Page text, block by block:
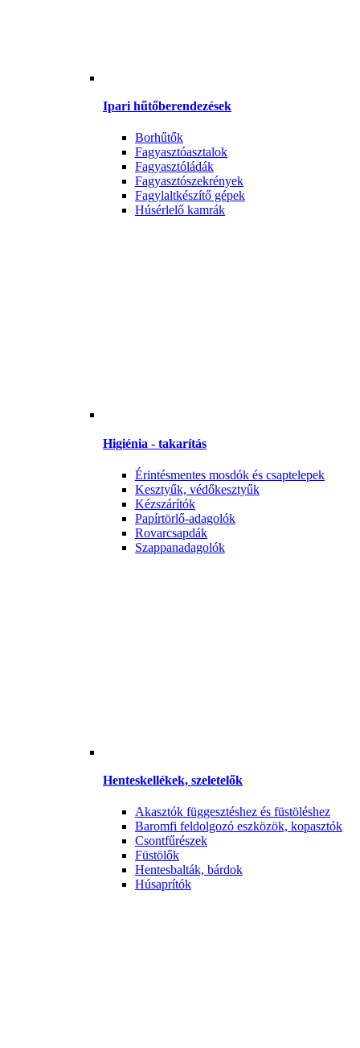
Ipari hűtőberendezések
Borhűtők
Fagyasztóasztalok
Fagyasztóládák
Fagyasztószekrények
Fagylaltkészítő gépek
Húsérlelő kamrák
Higiénia - takarítás
Érintésmentes mosdók és csaptelepek
Kesztyűk, védőkesztyűk
Kézszárítók
Papírtörlő-adagolók
Rovarcsapdák
Szappanadagolók
Henteskellékek, szeletelők
Akasztók függesztéshez és füstöléshez
Baromfi feldolgozó eszközök, kopasztók
Csontfűrészek
Füstölők
Hentesbalták, bárdok
Húsaprítók